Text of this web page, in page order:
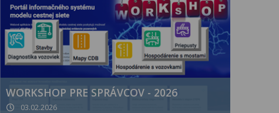
WORKSHOP PRE SPRÁVCOV - 2026
03.02.2026